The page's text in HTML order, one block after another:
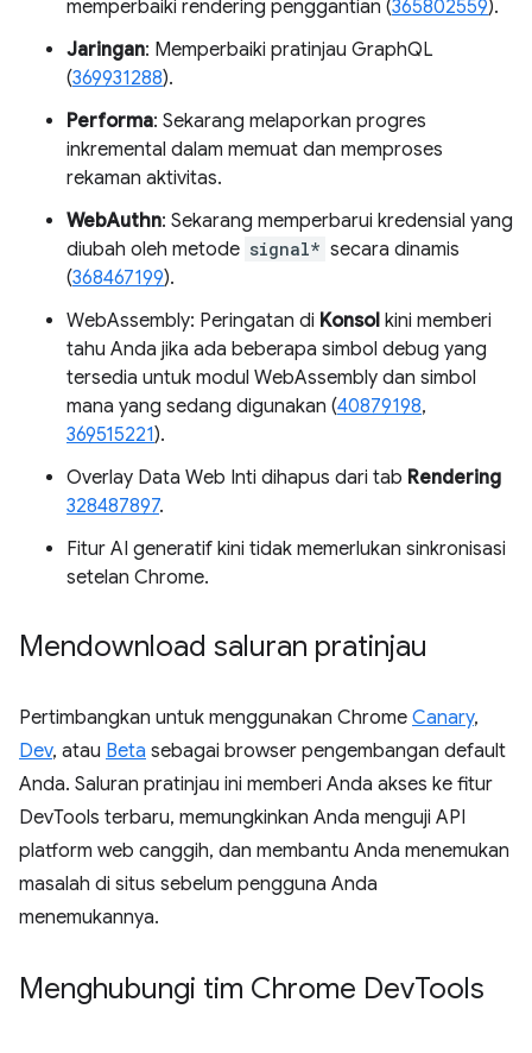
memperbaiki rendering penggantian (365802559).
Jaringan: Memperbaiki pratinjau GraphQL
(369931288).
Performa: Sekarang melaporkan progres
inkremental dalam memuat dan memproses
rekaman aktivitas.
WebAuthn: Sekarang memperbarui kredensial yang
diubah oleh metode signal* secara dinamis
(368467199).
WebAssembly: Peringatan di Konsol kini memberi
tahu Anda jika ada beberapa simbol debug yang
tersedia untuk modul WebAssembly dan simbol
mana yang sedang digunakan (40879198,
369515221).
Overlay Data Web Inti dihapus dari tab Rendering
328487897.
Fitur AI generatif kini tidak memerlukan sinkronisasi
setelan Chrome.
Mendownload saluran pratinjau
Pertimbangkan untuk menggunakan Chrome Canary,
Dev, atau Beta sebagai browser pengembangan default
Anda. Saluran pratinjau ini memberi Anda akses ke fitur
DevTools terbaru, memungkinkan Anda menguji API
platform web canggih, dan membantu Anda menemukan
masalah di situs sebelum pengguna Anda
menemukannya.
Menghubungi tim Chrome DevTools